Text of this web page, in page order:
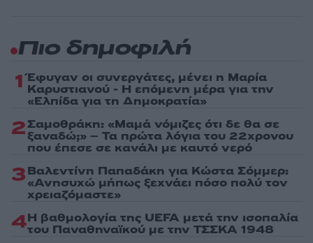
Πιο δημοφιλή
1 Έφυγαν οι συνεργάτες, μένει η Μαρία
Καρυστιανού - Η επόμενη μέρα για την
«Ελπίδα για τη Δημοκρατία»
2Σαμοθράκη: «Μαμά νόμιζες ότι δε θα σε
ξαναδώ;» – Τα πρώτα λόγια του 22χρονου
που έπεσε σε κανάλι με καυτό νερό
3Βαλεντίνη Παπαδάκη για Κώστα Σόμμερ:
«Ανησυχώ μήπως ξεχνάει πόσο πολύ τον
χρειαζόμαστε»
4Η βαθμολογία της UEFA μετά την ισοπαλία
του Παναθηναϊκού με την ΤΣΣΚΑ 1948